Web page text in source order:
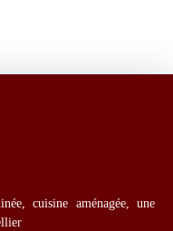
cuisine aménagée, une